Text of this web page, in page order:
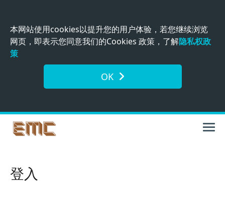
本网站使用cookies以提升您的用户体验，若您继续浏览
网页，即表示您同意我们的Cookies 政策，了解隐私权政
策
OK
登入